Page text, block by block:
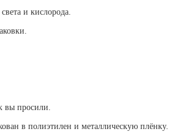
и кислорода.
вы просили.
в полиэтилен и металлическую плёнку.